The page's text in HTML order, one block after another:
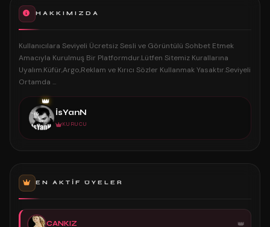
HAKKIMIZDA
Kullanıcılara Seviyeli Ücretsiz Sesli ve Görüntülü Sohbet Etmek
Amacıyla Kurulmuş Bir Platformdur.Lütfen Sitemiz Kurallarına
Uyalım.Küfür,Argo,Reklam ve Kırıcı Sözler Kullanmak Yasaktır.Seviyeli
Ortamda ...
👑
İsYanN
KURUCU
EN AKTIF ÜYELER
CANKIZ